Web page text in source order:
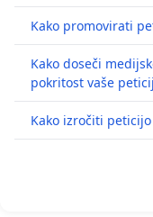
Kako promovirati
Kako doseči
pokritost vaše
Kako izročiti peticijo